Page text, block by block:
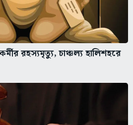
রহস্যমৃত্যু, চাঞ্চল্য হালিশহরে